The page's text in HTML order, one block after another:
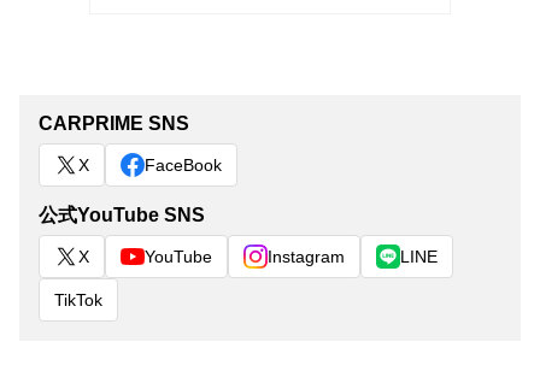
CARPRIME SNS
X FaceBook
公式YouTube SNS
X YouTube Instagram LINE
TikTok